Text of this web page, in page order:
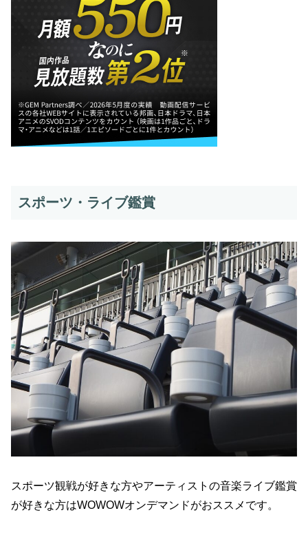
スポーツ・ライブ鑑賞
スポーツ観戦が好きな方やアーティストの音楽ライブ鑑賞
が好きな方はWOWOWオンデマンドがおススメです。